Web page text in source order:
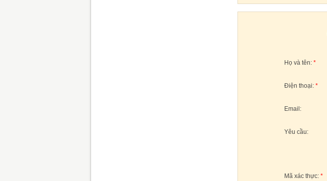
Họ và tên: *
Điện thoại: *
Email:
Yêu cầu:
Mã xác thực: *